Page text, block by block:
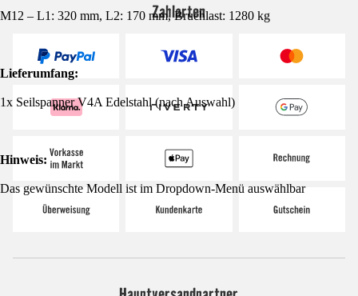
M12 – L1: 320 mm, L2: 170 mm, Bruchlast: 1280 kg
Lieferumfang:
1x Seilspanner V4A Edelstahl (nach Auswahl)
Hinweis:
Das gewünschte Modell ist im Dropdown-Menü auswählbar
Zahlarten